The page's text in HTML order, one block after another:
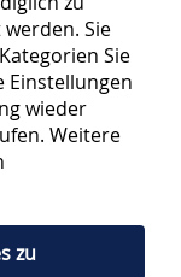
Sie
Sie
Einstellungen
wieder
Weitere
zu